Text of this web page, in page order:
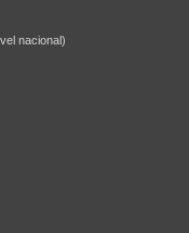
nacional)